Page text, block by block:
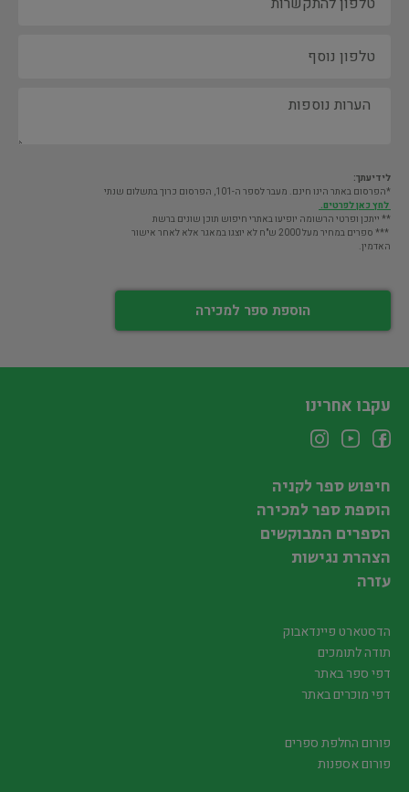
לידיעתך:
*הפרסום באתר הינו חינם. מעבר לספר ה-101, הפרסום כרוך בתשלום שנתי
לחץ כאן לפרטים.
** ייתכן ופרטי הרשומה יופיעו באתרי חיפוש תוכן שונים ברשת
*** ספרים במחיר מעל 2000 ש"ח לא יוצגו במאגר אלא לאחר אישור
האדמין.
הוספת ספר למכירה
עקבו אחרינו
חיפוש ספר לקניה
הוספת ספר למכירה
הספרים המבוקשים
הצהרת נגישות
עזרה
הדסטארט פיינדאבוק
תודה לתומכים
דפי ספר באתר
דפי מוכרים באתר
פורום החלפת ספרים
פורום אספנות